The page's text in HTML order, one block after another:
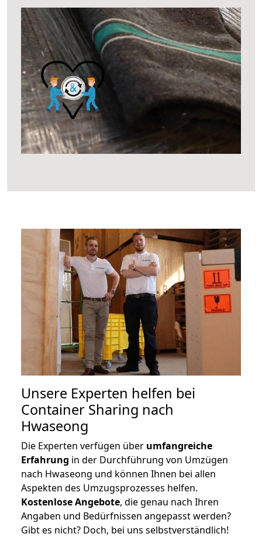
Unsere Experten helfen bei
Container Sharing nach
Hwaseong
Die Experten verfügen über umfangreiche
Erfahrung in der Durchführung von Umzügen
nach Hwaseong und können Ihnen bei allen
Aspekten des Umzugsprozesses helfen.
Kostenlose Angebote, die genau nach Ihren
Angaben und Bedürfnissen angepasst werden?
Gibt es nicht? Doch, bei uns selbstverständlich!